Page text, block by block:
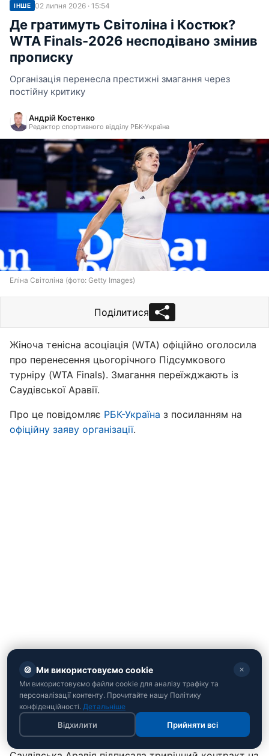
ІНШЕ 02 липня 2026 · 15:54
Де гратимуть Світоліна і Костюк?
WTA Finals-2026 несподівано змінив
прописку
Організація перенесла престижні змагання через
постійну критику
Андрій Костенко
Редактор спортивного відділу РБК-Україна
Еліна Світоліна (фото: Getty Images)
Поділитися
Жіноча тенісна асоціація (WTA) офіційно оголосила
про перенесення цьогорічного Підсумкового
турніру (WTA Finals). Змагання переїжджають із
Саудівської Аравії.
Про це повідомляє РБК-Україна з посиланням на
офіційну заяву організації.
Чому WTA розірвала угоду з Ер-Ріядом
🍪 Ми використовуємо cookie ✕
Ми використовуємо файли cookie для аналізу трафіку та
персоналізації контенту. Прочитайте нашу Політику
конфіденційності. Детальніше
Відхилити Прийняти всі